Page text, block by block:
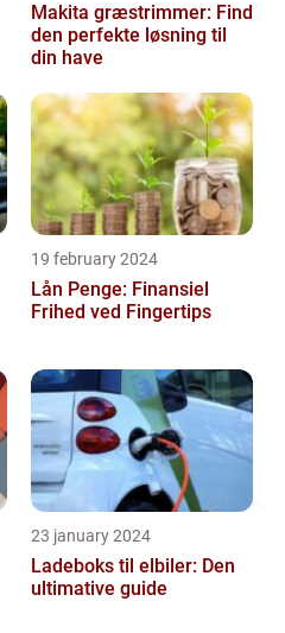
Makita græstrimmer: Find
den perfekte løsning til
din have
19 february 2024
Lån Penge: Finansiel
Frihed ved Fingertips
23 january 2024
Ladeboks til elbiler: Den
ultimative guide